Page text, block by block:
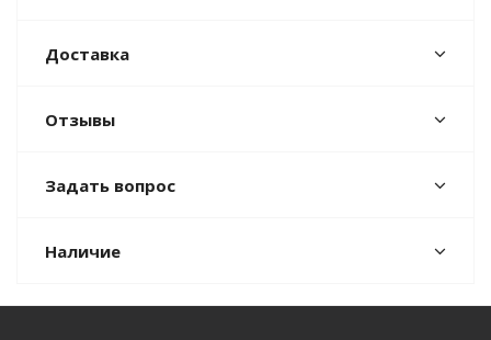
Доставка
Отзывы
Задать вопрос
Наличие